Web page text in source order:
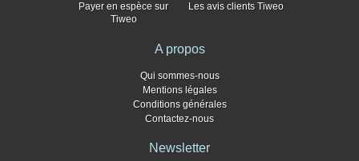
Payer en espèce sur
Tiweo
Les avis clients Tiweo
A propos
Qui sommes-nous
Mentions légales
Conditions générales
Contactez-nous
Newsletter